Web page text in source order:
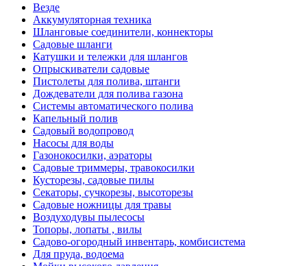
Везде
Аккумуляторная техника
Шланговые соединители, коннекторы
Садовые шланги
Катушки и тележки для шлангов
Опрыскиватели садовые
Пистолеты для полива, штанги
Дождеватели для полива газона
Системы автоматического полива
Капельный полив
Садовый водопровод
Насосы для воды
Газонокосилки, аэраторы
Садовые триммеры, травокосилки
Кусторезы, садовые пилы
Секаторы, сучкорезы, высоторезы
Садовые ножницы для травы
Воздуходувы пылесосы
Топоры, лопаты , вилы
Садово-огородный инвентарь, комбисистема
Для пруда, водоема